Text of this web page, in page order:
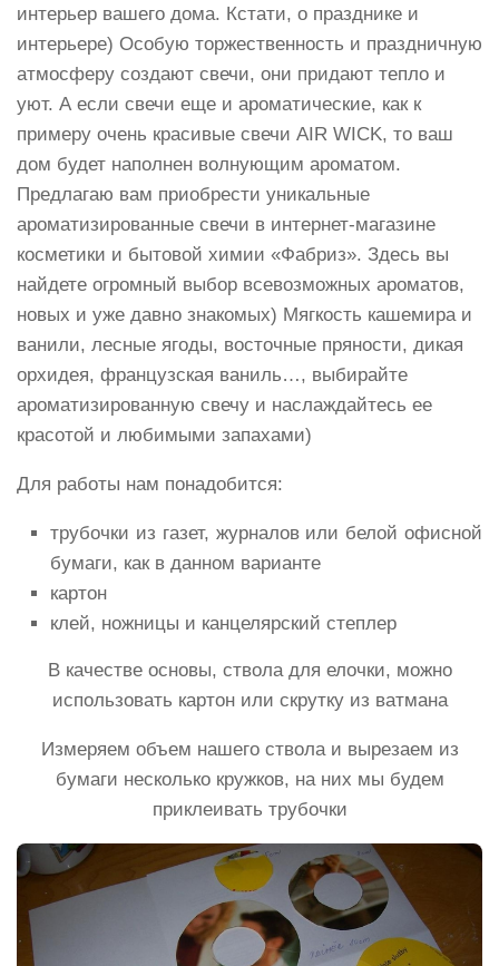
интерьер вашего дома. Кстати, о празднике и
интерьере) Особую торжественность и праздничную
атмосферу создают свечи, они придают тепло и
уют. А если свечи еще и ароматические, как к
примеру очень красивые свечи AIR WICK, то ваш
дом будет наполнен волнующим ароматом.
Предлагаю вам приобрести уникальные
ароматизированные свечи в интернет-магазине
косметики и бытовой химии «Фабриз». Здесь вы
найдете огромный выбор всевозможных ароматов,
новых и уже давно знакомых) Мягкость кашемира и
ванили, лесные ягоды, восточные пряности, дикая
орхидея, французская ваниль…, выбирайте
ароматизированную свечу и наслаждайтесь ее
красотой и любимыми запахами)
Для работы нам понадобится:
трубочки из газет, журналов или белой офисной
бумаги, как в данном варианте
картон
клей, ножницы и канцелярский степлер
В качестве основы, ствола для елочки, можно
использовать картон или скрутку из ватмана
Измеряем объем нашего ствола и вырезаем из
бумаги несколько кружков, на них мы будем
приклеивать трубочки